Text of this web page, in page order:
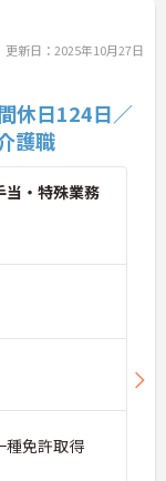
更新日：2025年10月27日
休日124日／
護職
・特殊業務
免許取得